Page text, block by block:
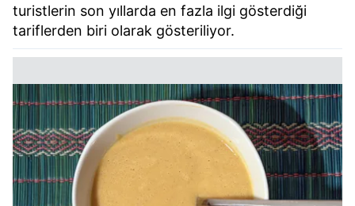
turistlerin son yıllarda en fazla ilgi gösterdiği
tariflerden biri olarak gösteriliyor.